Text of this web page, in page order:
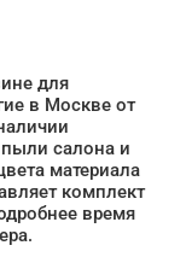
для
в Москве от
салона и
материала
комплект
время